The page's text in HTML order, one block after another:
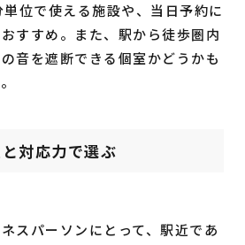
位で使える施設や、当日予約に
すすめ。また、駅から徒歩圏内
音を遮断できる個室かどうかも
対応力で選ぶ
スパーソンにとって、駅近であ